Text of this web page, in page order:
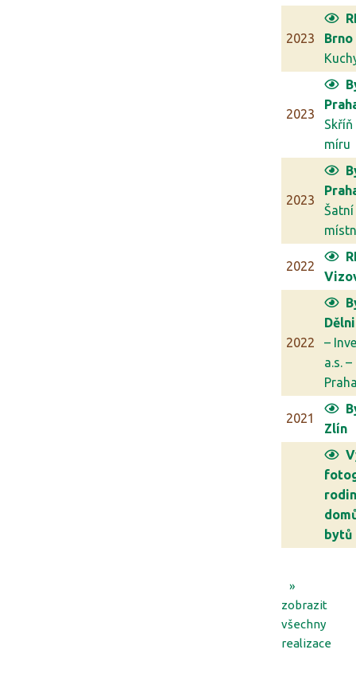
2023
Brno
2023
Skříň
míru
2023
Šatní
2022
2022
–
a.s. –
2021
Zlín
bytů
»
zobrazit
všechny
realizace